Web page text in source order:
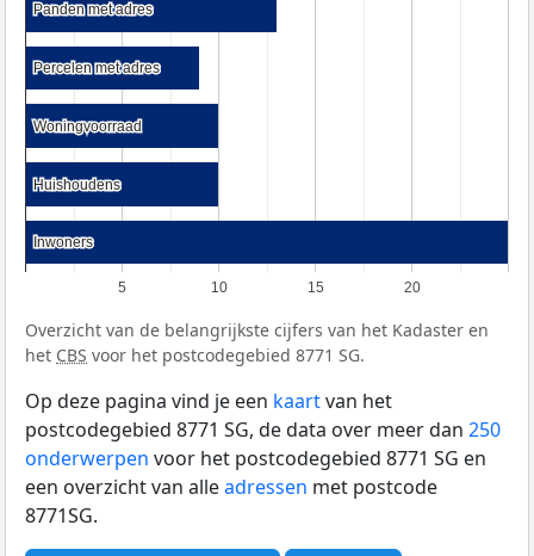
5 10 15 20
Panden met adres
Panden met adres
Percelen met adres
Percelen met adres
Woningvoorraad
Woningvoorraad
Huishoudens
Huishoudens
Inwoners
Inwoners
Overzicht van de belangrijkste cijfers van het Kadaster en
het CBS voor het postcodegebied 8771 SG.
Op deze pagina vind je een kaartvan het
postcodegebied 8771 SG, de data over meer dan 250
onderwerpen voor het postcodegebied 8771 SG en
een overzicht van alleadressen met postcode
8771SG.